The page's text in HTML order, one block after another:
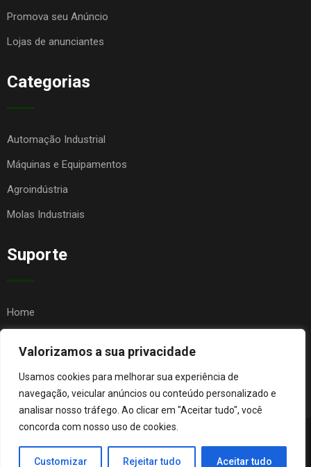
Valorizamos a sua privacidade
Usamos cookies para melhorar sua experiência de
navegação, veicular anúncios ou conteúdo personalizado e
analisar nosso tráfego. Ao clicar em "Aceitar tudo", você
concorda com nosso uso de cookies.
Customizar Rejeitar tudo Aceitar tudo
Promova seu Anúncio
Lojas de anunciantes
Categorias
Automação Industrial
Máquinas e Equipamentos
Agroindústria
Molas Industriais
Suporte
Home
© Copyright Agro Metal Mecânica. Desenvolvido porPágina
Orgânica